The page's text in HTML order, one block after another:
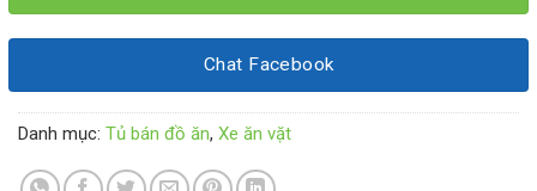
Chat Facebook
Danh mục: Tủ bán đồ ăn, Xe ăn vặt